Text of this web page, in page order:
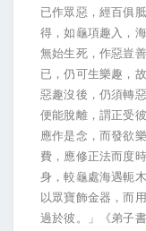
已作眾惡，經百俱
得，如龜項趣入，
無始生死，作惡豈
已，仍可生樂趣，
惡趣沒後，仍須轉
便能脫離，謂正受
應作是念，而發欲
費，應修正法而度
身，較龜處海遇軛
以眾寶飾金器，而
過於彼。」《弟子